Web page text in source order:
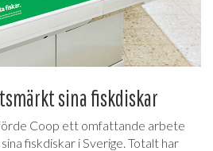
sina fiskdiskar
Coop ett omfattande arbete
fiskdiskar i Sverige. Totalt har